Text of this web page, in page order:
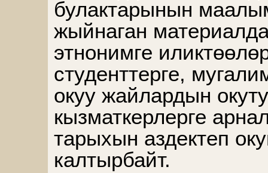
булактарынын
жыйнаган
этнонимге
студенттерге,
окуу жайлардын
кызматкерлерге
тарыхын аздектеп
калтырбайт.